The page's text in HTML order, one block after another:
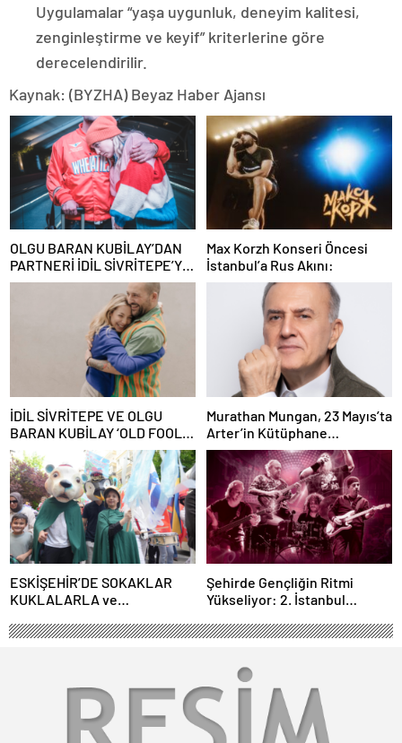
Uygulamalar “yaşa uygunluk, deneyim kalitesi,
zenginleştirme ve keyif” kriterlerine göre
derecelendirilir.
Kaynak: (BYZHA) Beyaz Haber Ajansı
OLGU BARAN KUBİLAY’DAN
PARTNERİ İDİL SİVRİTEPE’YE
ÖVGÜ DOLU SÖZLER!
Max Korzh Konseri Öncesi
İstanbul’a Rus Akını:
İDİL SİVRİTEPE VE OLGU
BARAN KUBİLAY ‘OLD FOOLS’
İLE TÜRSAK VAKFI İÇİN
SAHNEDE!
Murathan Mungan, 23 Mayıs’ta
Arter’in Kütüphane
Söyleşileri’ne Konuk Oluyor!
ESKİŞEHİR’DE SOKAKLAR
KUKLALARLA ve
RENKLENİYOR!
Şehirde Gençliğin Ritmi
Yükseliyor: 2. İstanbul
Mayıs’ta Kentin Dört Bir